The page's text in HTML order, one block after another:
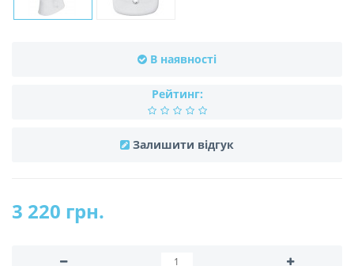
В наявності
Рейтинг:
Залишити відгук
3 220 грн.